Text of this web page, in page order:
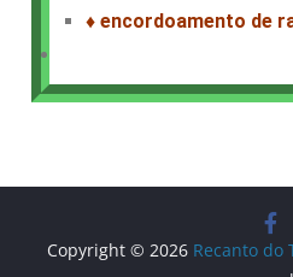
♦ encordoamento de
Copyright © 2026 Recanto do